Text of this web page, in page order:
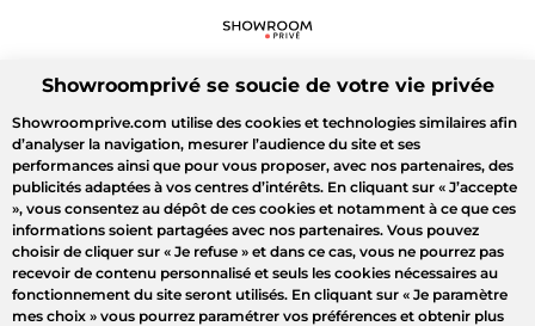
Showroomprivé se soucie de votre vie privée
Showroomprive.com utilise des cookies et technologies similaires afin
d’analyser la navigation, mesurer l’audience du site et ses
performances ainsi que pour vous proposer, avec nos partenaires, des
publicités adaptées à vos centres d’intérêts. En cliquant sur « J’accepte
», vous consentez au dépôt de ces cookies et notamment à ce que ces
informations soient partagées avec nos partenaires. Vous pouvez
choisir de cliquer sur « Je refuse » et dans ce cas, vous ne pourrez pas
recevoir de contenu personnalisé et seuls les cookies nécessaires au
fonctionnement du site seront utilisés. En cliquant sur « Je paramètre
mes choix » vous pourrez paramétrer vos préférences et obtenir plus